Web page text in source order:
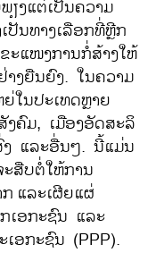
ຽງແຕ່ເປັນຄວາມ
ປັນທາງເລືອກທີ່ຫຼີກ
ະແໜງການກໍ່ສ້າງໃຫ້
ງຍືນຍົງ. ໃນຄວາມ
ໃນປະເທດຫຼາຍ
ງຄົມ, ເມືອງອັດສະລິ
ແລະອື່ນໆ. ນີ້ແມ່ນ
ະສືບຕໍ່ໃຫ້ການ
ແລະເຜີຍແຜ່
ເອກະຊົນ ແລະ
ອກະຊົນ (PPP).